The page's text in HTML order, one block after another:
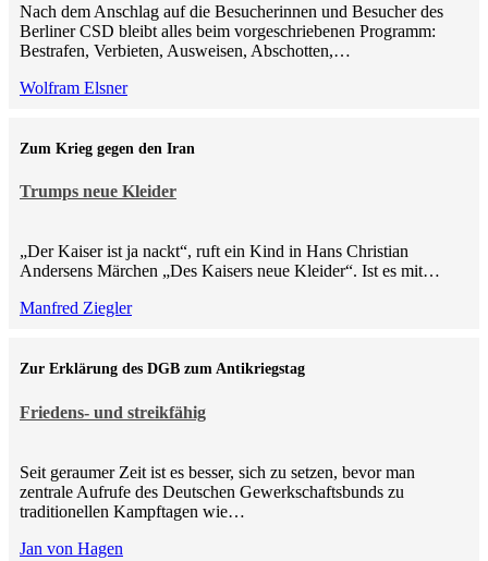
Nach dem Anschlag auf die Besucherinnen und Besucher des
Berliner CSD bleibt alles beim vorgeschriebenen Programm:
Bestrafen, Verbieten, Ausweisen, Abschotten,…
Wolfram Elsner
Trumps neue Kleider
Zum Krieg gegen den Iran
„Der Kaiser ist ja nackt“, ruft ein Kind in Hans Christian
Andersens Märchen „Des Kaisers neue Kleider“. Ist es mit…
Manfred Ziegler
Friedens- und streikfähig
Zur Erklärung des DGB zum Antikriegstag
Seit geraumer Zeit ist es besser, sich zu setzen, bevor man
zentrale Aufrufe des Deutschen Gewerkschaftsbunds zu
traditionellen Kampftagen wie…
Jan von Hagen